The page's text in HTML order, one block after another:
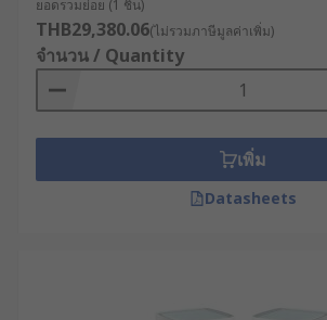
และการเปลี่ยนอุปกรณ์ในระยะยาว
สนับสนุนระบบควบคุมระยะไกล : เปิ
วิศวกรและผู้เชี่ยวชาญสามารถเข้าถึ
ควบคุมระบบจากระยะไกลได้อย่าง
ความจำเป็นในการเดินทางและเพิ่ม
รองรับเทคโนโลยีอนาคต : พร้อมสำ
ยอดรวมย่อย (1 ชิ้น)
THB29,380.06(ไม่รวมภาษีมูลค่าเพิ่ม)
จำนวน / Quantity
เพิ่ม
Datasheets